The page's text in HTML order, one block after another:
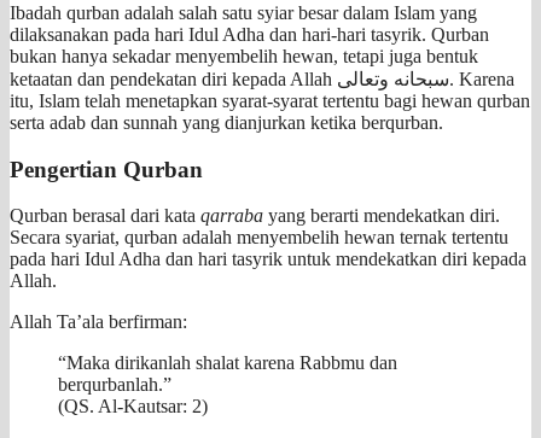
Ibadah qurban adalah salah satu syiar besar dalam Islam yang
dilaksanakan pada hari Idul Adha dan hari-hari tasyrik. Qurban
bukan hanya sekadar menyembelih hewan, tetapi juga bentuk
ketaatan dan pendekatan diri kepada Allah سبحانه وتعالى. Karena
itu, Islam telah menetapkan syarat-syarat tertentu bagi hewan qurban
serta adab dan sunnah yang dianjurkan ketika berqurban.
Pengertian Qurban
Qurban berasal dari kata qarraba yang berarti mendekatkan diri.
Secara syariat, qurban adalah menyembelih hewan ternak tertentu
pada hari Idul Adha dan hari tasyrik untuk mendekatkan diri kepada
Allah.
Allah Ta’ala berfirman:
“Maka dirikanlah shalat karena Rabbmu dan
berqurbanlah.”
(QS. Al-Kautsar: 2)